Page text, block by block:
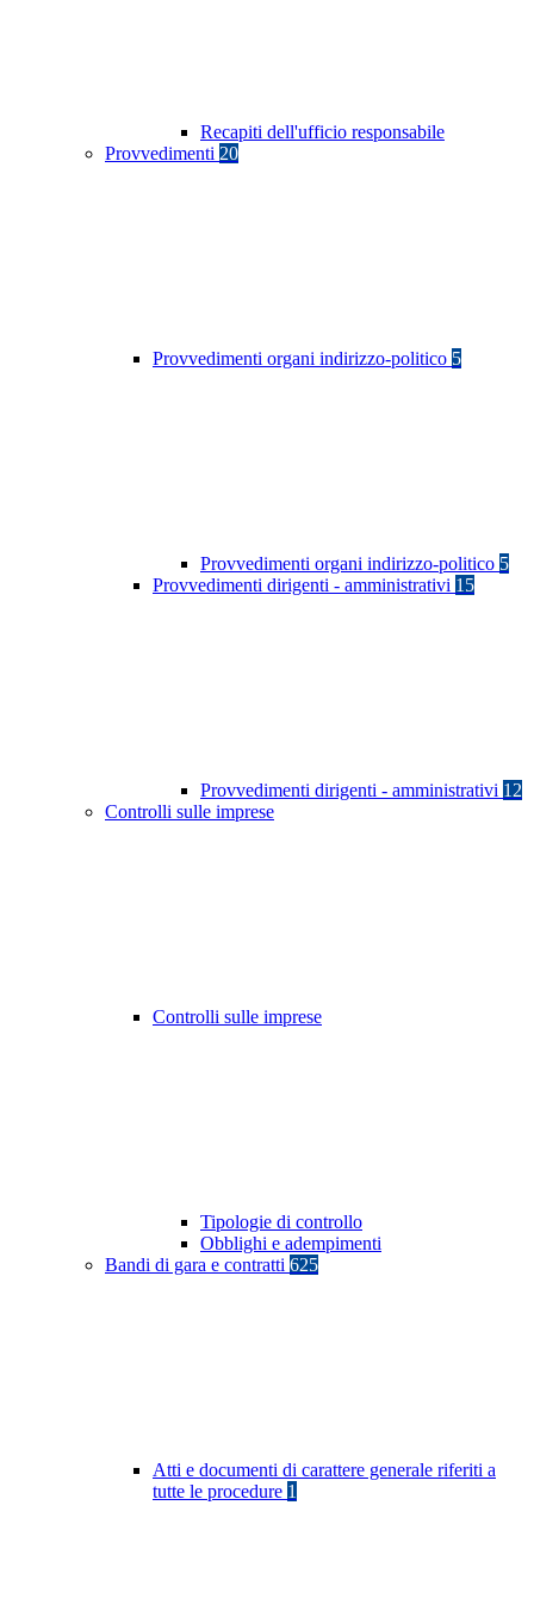
Recapiti dell'ufficio responsabile
Provvedimenti 20
Provvedimenti organi indirizzo-politico 5
Provvedimenti organi indirizzo-politico 5
Provvedimenti dirigenti - amministrativi 15
Provvedimenti dirigenti - amministrativi 12
Controlli sulle imprese
Controlli sulle imprese
Tipologie di controllo
Obblighi e adempimenti
Bandi di gara e contratti 625
Atti e documenti di carattere generale riferiti a
tutte le procedure 1